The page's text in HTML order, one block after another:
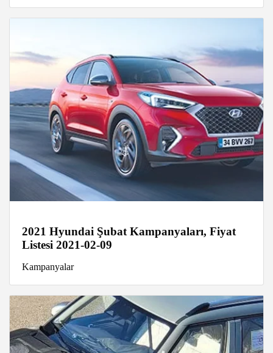
2021 Hyundai Şubat Kampanyaları, Fiyat
Listesi 2021-02-09
Kampanyalar